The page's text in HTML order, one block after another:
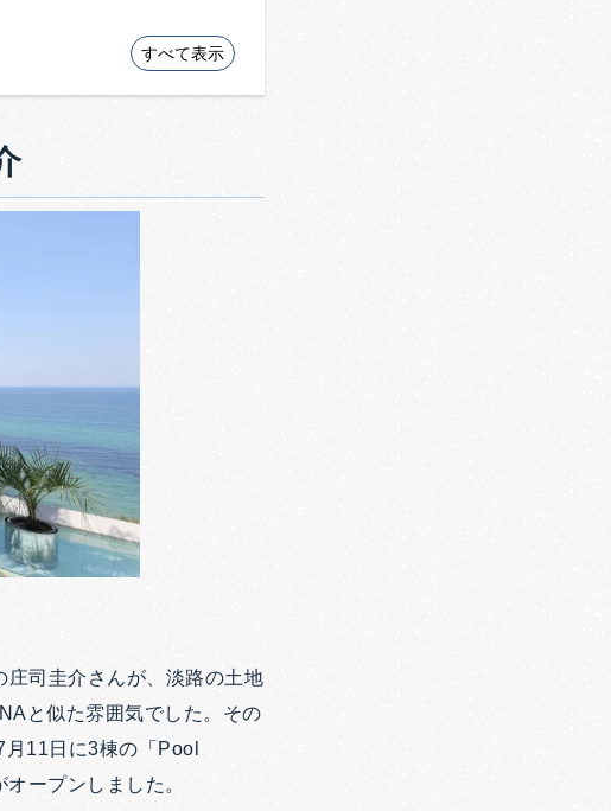
すべて表示
司圭介さんが、淡路の土地
と似た雰囲気でした。その
11日に3棟の「Pool
ープンしました。